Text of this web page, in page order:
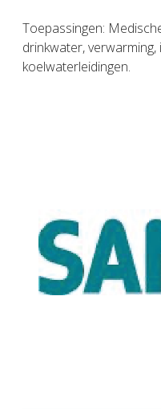
Toepassingen:
drinkwater,
koelwaterleidingen.